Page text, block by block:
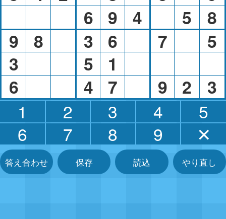
6
9 4 5
8
9
8 3 6 7
5
3
5
1
6
4 7 9 2 3
1 2 3 4
5
6
7 8 9 ✕
答え合わせ 保存 読込 やり直し